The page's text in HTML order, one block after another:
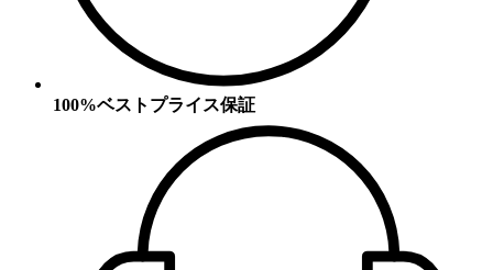
100%ベストプライス保証